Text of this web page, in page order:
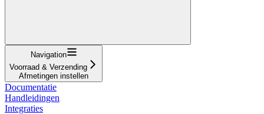
Navigation
Voorraad & Verzending
Afmetingen instellen
Documentatie
Handleidingen
Integraties